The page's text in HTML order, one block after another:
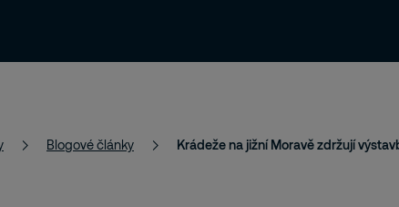
Aktuality a články Kontakty a podpora
Blogové články